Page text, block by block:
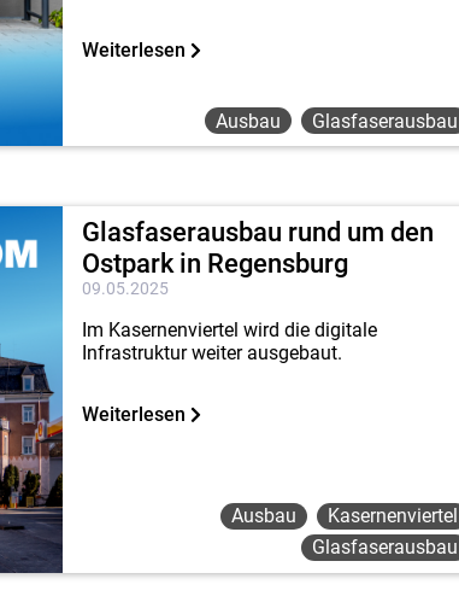
Weiterlesen
Ausbau Glasfaserausbau
Glasfaserausbau rund um den
Ostpark in Regensburg
09.05.2025
Im Kasernenviertel wird die digitale
Infrastruktur weiter ausgebaut.
Weiterlesen
Ausbau
Kasernenviertel
Glasfaserausbau